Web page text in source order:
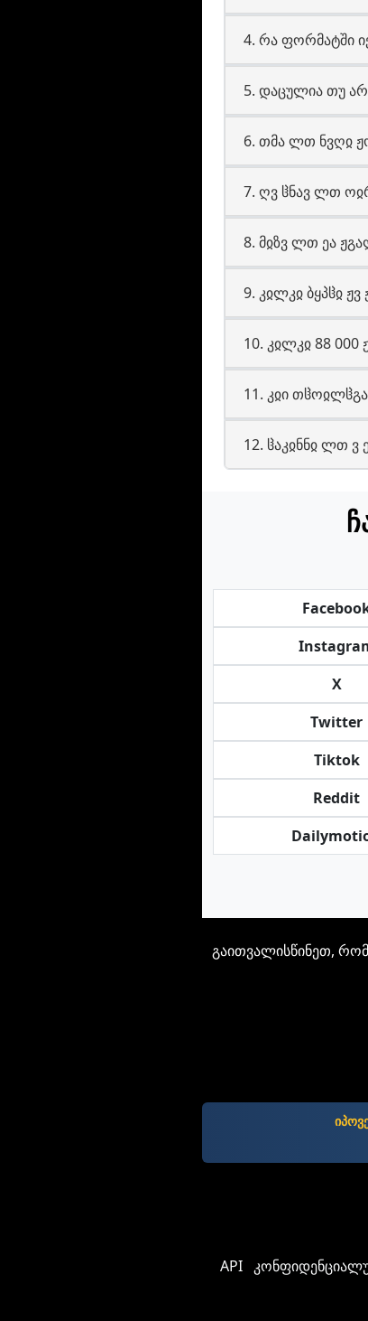
4. რა ფორმატში
5. დაცულია თუ
6. თმა ლთ ნვღჲ
7. ღვ ჱნავ ლთ
8. მჲზვ ლთ ეა
9. კჲლკჲ ბყპჱჲ
10. კჲლკჲ 88 000
11. კჲი თჱოჲლჱგა
12. ჱაკჲნნჲ ლთ ვ
X
Twitter
Tiktok
Reddit
გაითვალისწინეთ, რომ
API